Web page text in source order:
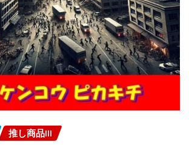
推し商品III